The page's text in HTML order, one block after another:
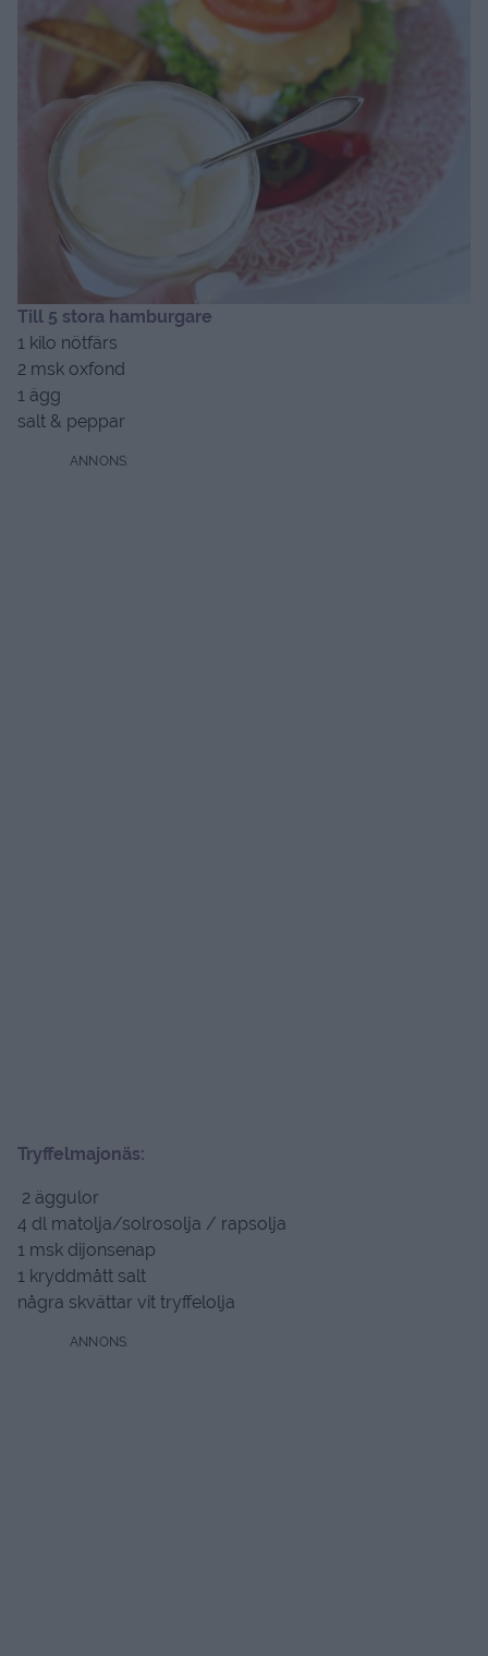
Till 5 stora hamburgare
1 kilo nötfärs
2 msk oxfond
1 ägg
salt & peppar
Tryffelmajonäs:
2 äggulor
4 dl matolja/solrosolja / rapsolja
1 msk dijonsenap
1 kryddmått salt
några skvättar vit tryffelolja